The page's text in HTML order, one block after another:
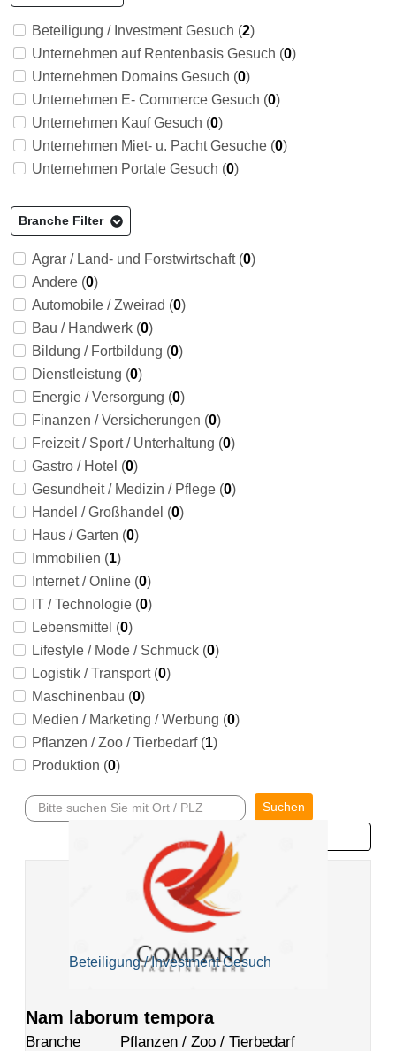
Beteiligung / Investment Gesuch (2)
Unternehmen auf Rentenbasis Gesuch (0)
Unternehmen Domains Gesuch (0)
Unternehmen E- Commerce Gesuch (0)
Unternehmen Kauf Gesuch (0)
Unternehmen Miet- u. Pacht Gesuche (0)
Unternehmen Portale Gesuch (0)
Branche Filter
Agrar / Land- und Forstwirtschaft (0)
Andere (0)
Automobile / Zweirad (0)
Bau / Handwerk (0)
Bildung / Fortbildung (0)
Dienstleistung (0)
Energie / Versorgung (0)
Finanzen / Versicherungen (0)
Freizeit / Sport / Unterhaltung (0)
Gastro / Hotel (0)
Gesundheit / Medizin / Pflege (0)
Handel / Großhandel (0)
Haus / Garten (0)
Immobilien (1)
Internet / Online (0)
IT / Technologie (0)
Lebensmittel (0)
Lifestyle / Mode / Schmuck (0)
Logistik / Transport (0)
Maschinenbau (0)
Medien / Marketing / Werbung (0)
Pflanzen / Zoo / Tierbedarf (1)
Produktion (0)
Suchen
Beteiligung / Investment Gesuch
Nam laborum tempora
Branche Pflanzen / Zoo / Tierbedarf